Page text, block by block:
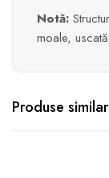
Notă:
moale,
Produse